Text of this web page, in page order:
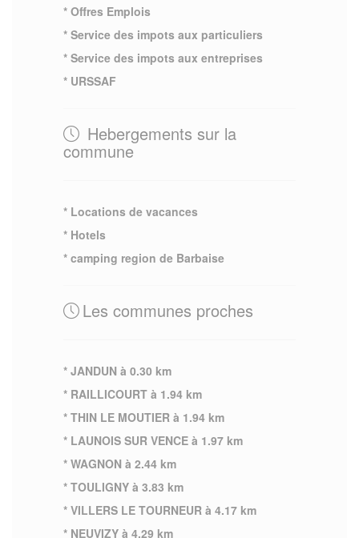
* Offres Emplois
* Service des impots aux particuliers
* Service des impots aux entreprises
* URSSAF
Hebergements sur la
commune
* Locations de vacances
* Hotels
* camping region de Barbaise
Les communes proches
* JANDUN à 0.30 km
* RAILLICOURT à 1.94 km
* THIN LE MOUTIER à 1.94 km
* LAUNOIS SUR VENCE à 1.97 km
* WAGNON à 2.44 km
* TOULIGNY à 3.83 km
* VILLERS LE TOURNEUR à 4.17 km
* NEUVIZY à 4.29 km